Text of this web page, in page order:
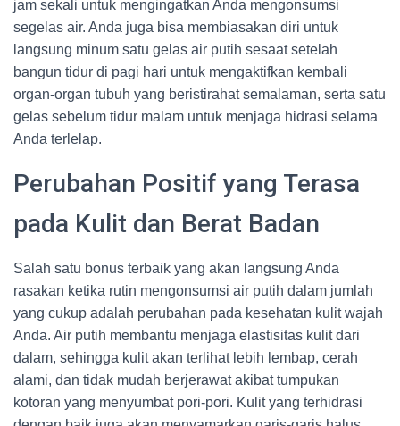
jam sekali untuk mengingatkan Anda mengonsumsi
segelas air. Anda juga bisa membiasakan diri untuk
langsung minum satu gelas air putih sesaat setelah
bangun tidur di pagi hari untuk mengaktifkan kembali
organ-organ tubuh yang beristirahat semalaman, serta satu
gelas sebelum tidur malam untuk menjaga hidrasi selama
Anda terlelap.
Perubahan Positif yang Terasa
pada Kulit dan Berat Badan
Salah satu bonus terbaik yang akan langsung Anda
rasakan ketika rutin mengonsumsi air putih dalam jumlah
yang cukup adalah perubahan pada kesehatan kulit wajah
Anda. Air putih membantu menjaga elastisitas kulit dari
dalam, sehingga kulit akan terlihat lebih lembap, cerah
alami, dan tidak mudah berjerawat akibat tumpukan
kotoran yang menyumbat pori-pori. Kulit yang terhidrasi